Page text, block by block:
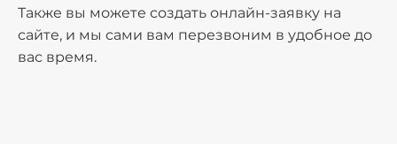
Также вы можете создать онлайн-заявку на
сайте, и мы сами вам перезвоним в удобное до
вас время.